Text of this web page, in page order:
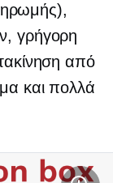
γρήγορη
από
και πολλά